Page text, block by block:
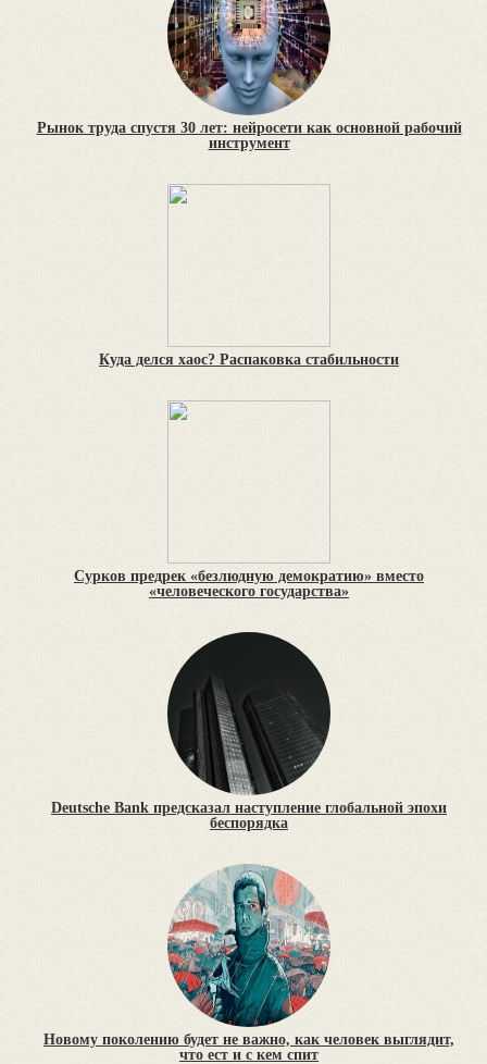
Рынок труда спустя 30 лет: нейросети как основной рабочий
инструмент
Куда делся хаос? Распаковка стабильности
Сурков предрек «безлюдную демократию» вместо
«человеческого государства»
Deutsche Bank предсказал наступление глобальной эпохи
беспорядка
Новому поколению будет не важно, как человек выглядит,
что ест и с кем спит